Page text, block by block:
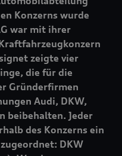
Konzerns wurde
war mit ihrer
zeigte vier
die für die
Gründerfirmen
Audi, DKW,
beibehalten. Jeder
des Konzerns ein
DKW